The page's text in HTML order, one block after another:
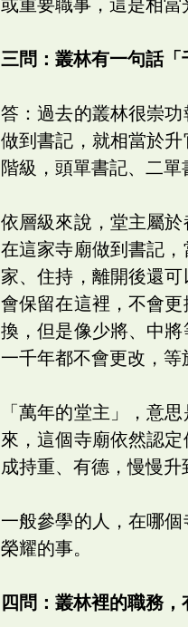
或重要職事，這是相當
三問：叢林有一句話
答：過去的叢林很崇
做到書記，就相當於
階級，頭單書記、二單
依層級來說，堂主屬
在這家寺廟做到書記
家、住持，離開後還
會保留在這裡，不會
換，但是像少將、中
一千年都不會更改，等
「萬年的堂主」，意
來，這個寺廟依然認
成持重、有德，慢慢升
一般參學的人，在哪
榮耀的事。
四問：叢林裡的職務